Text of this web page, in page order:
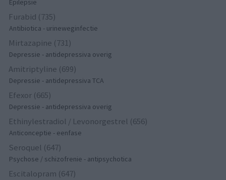
Epilepsie
Furabid (735)
Antibiotica - urineweginfectie
Mirtazapine (731)
Depressie - antidepressiva overig
Amitriptyline (699)
Depressie - antidepressiva TCA
Efexor (665)
Depressie - antidepressiva overig
Ethinylestradiol / Levonorgestrel (656)
Anticonceptie - eenfase
Seroquel (647)
Psychose / schizofrenie - antipsychotica
Escitalopram (647)